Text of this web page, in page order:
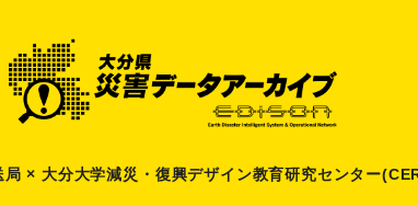
× 大分大学減災 ・ 復興デザイン教育研究センター